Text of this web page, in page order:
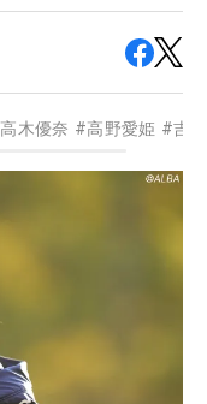
高木優奈 #高野愛姫 #吉